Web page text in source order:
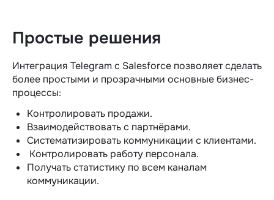
Простые решения
Интеграция Telegram c Salesforce позволяет сделать
более простыми и прозрачными основные бизнес-
процессы:
Контролировать продажи.
Взаимодействовать с партнёрами.
Систематизировать коммуникации с клиентами.
Контролировать работу персонала.
Получать статистику по всем каналам
коммуникации.